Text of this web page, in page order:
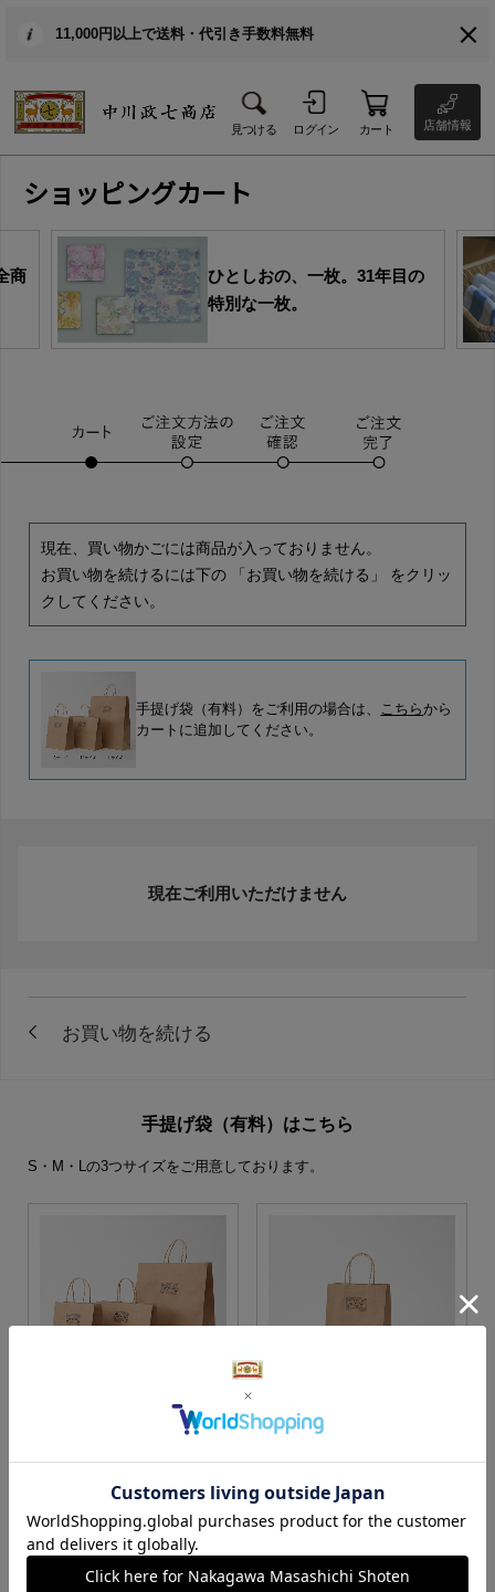
11,000円以上で送料・代引き手数料無料
見つける ログイン カート 店舗情報
ショッピングカート
商
ひとしおの、一枚。31年目の
特別な一枚。
現在、買い物かごには商品が入っておりません。
お買い物を続けるには下の 「お買い物を続ける」 をクリッ
クしてください。
手提げ袋（有料）をご利用の場合は、 こちらから
カートに追加してください。
現在ご利用いただけません
手提げ袋（有料）はこちら
S・M・Lの3つサイズをご用意しております。
S・M・Lサイズより当店に
カートに入れる
Sサイズ
カートに入れる